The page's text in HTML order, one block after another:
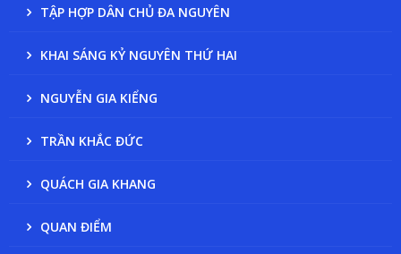
TẬP HỢP DÂN CHỦ ĐA NGUYÊN
KHAI SÁNG KỶ NGUYÊN THỨ HAI
NGUYỄN GIA KIỂNG
TRẦN KHẮC ĐỨC
QUÁCH GIA KHANG
QUAN ĐIỂM